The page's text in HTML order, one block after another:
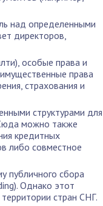
над определенными
директоров,
особые права и
права
страхования и
структурами для
можно также
кредитных
либо совместное
публичного сбора
Однако этот
стран СНГ.